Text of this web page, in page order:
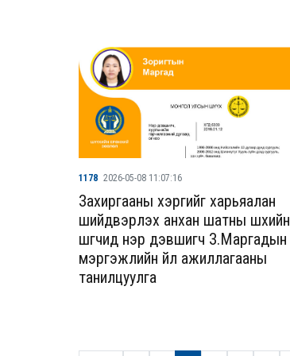
1178 2026-05-08 11:07:16
Захиргааны хэргийг харьяалан
шийдвэрлэх анхан шатны шүүхийн
шүүгчид нэр дэвшигч З.Маргадын
мэргэжлийн үйл ажиллагааны
танилцуулга